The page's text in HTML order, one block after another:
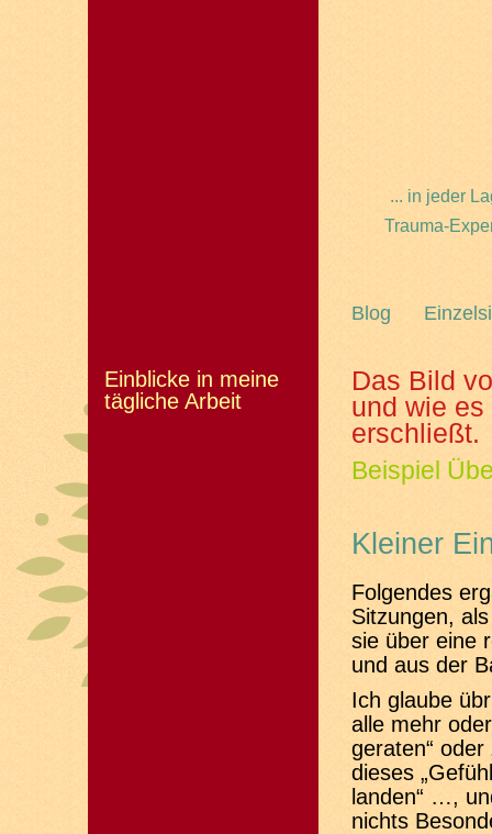
... in jeder
Trauma-
Blog
Einblicke in meine
tägliche Arbeit
Das Bild
und wie
erschließt.
Beispiel
Kleiner
Folgendes
Sitzungen,
sie über eine
und aus der
Ich glaube
alle mehr
geraten“
dieses
landen“ …,
nichts